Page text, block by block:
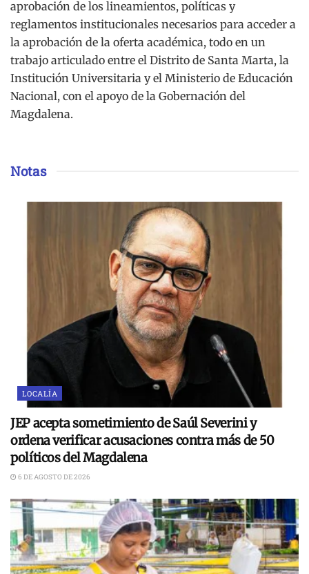
aprobación de los lineamientos, políticas y
reglamentos institucionales necesarios para acceder a
la aprobación de la oferta académica, todo en un
trabajo articulado entre el Distrito de Santa Marta, la
Institución Universitaria y el Ministerio de Educación
Nacional, con el apoyo de la Gobernación del
Magdalena.
Notas
LOCALÍA
JEP acepta sometimiento de Saúl Severini y
ordena verificar acusaciones contra más de 50
políticos del Magdalena
6 DE AGOSTO DE 2026